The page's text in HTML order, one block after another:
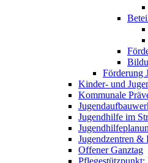
Förderung
Kinder- und
Kommunale
Jugendhilfe im
Jugendzentren &
Offener Ganztag